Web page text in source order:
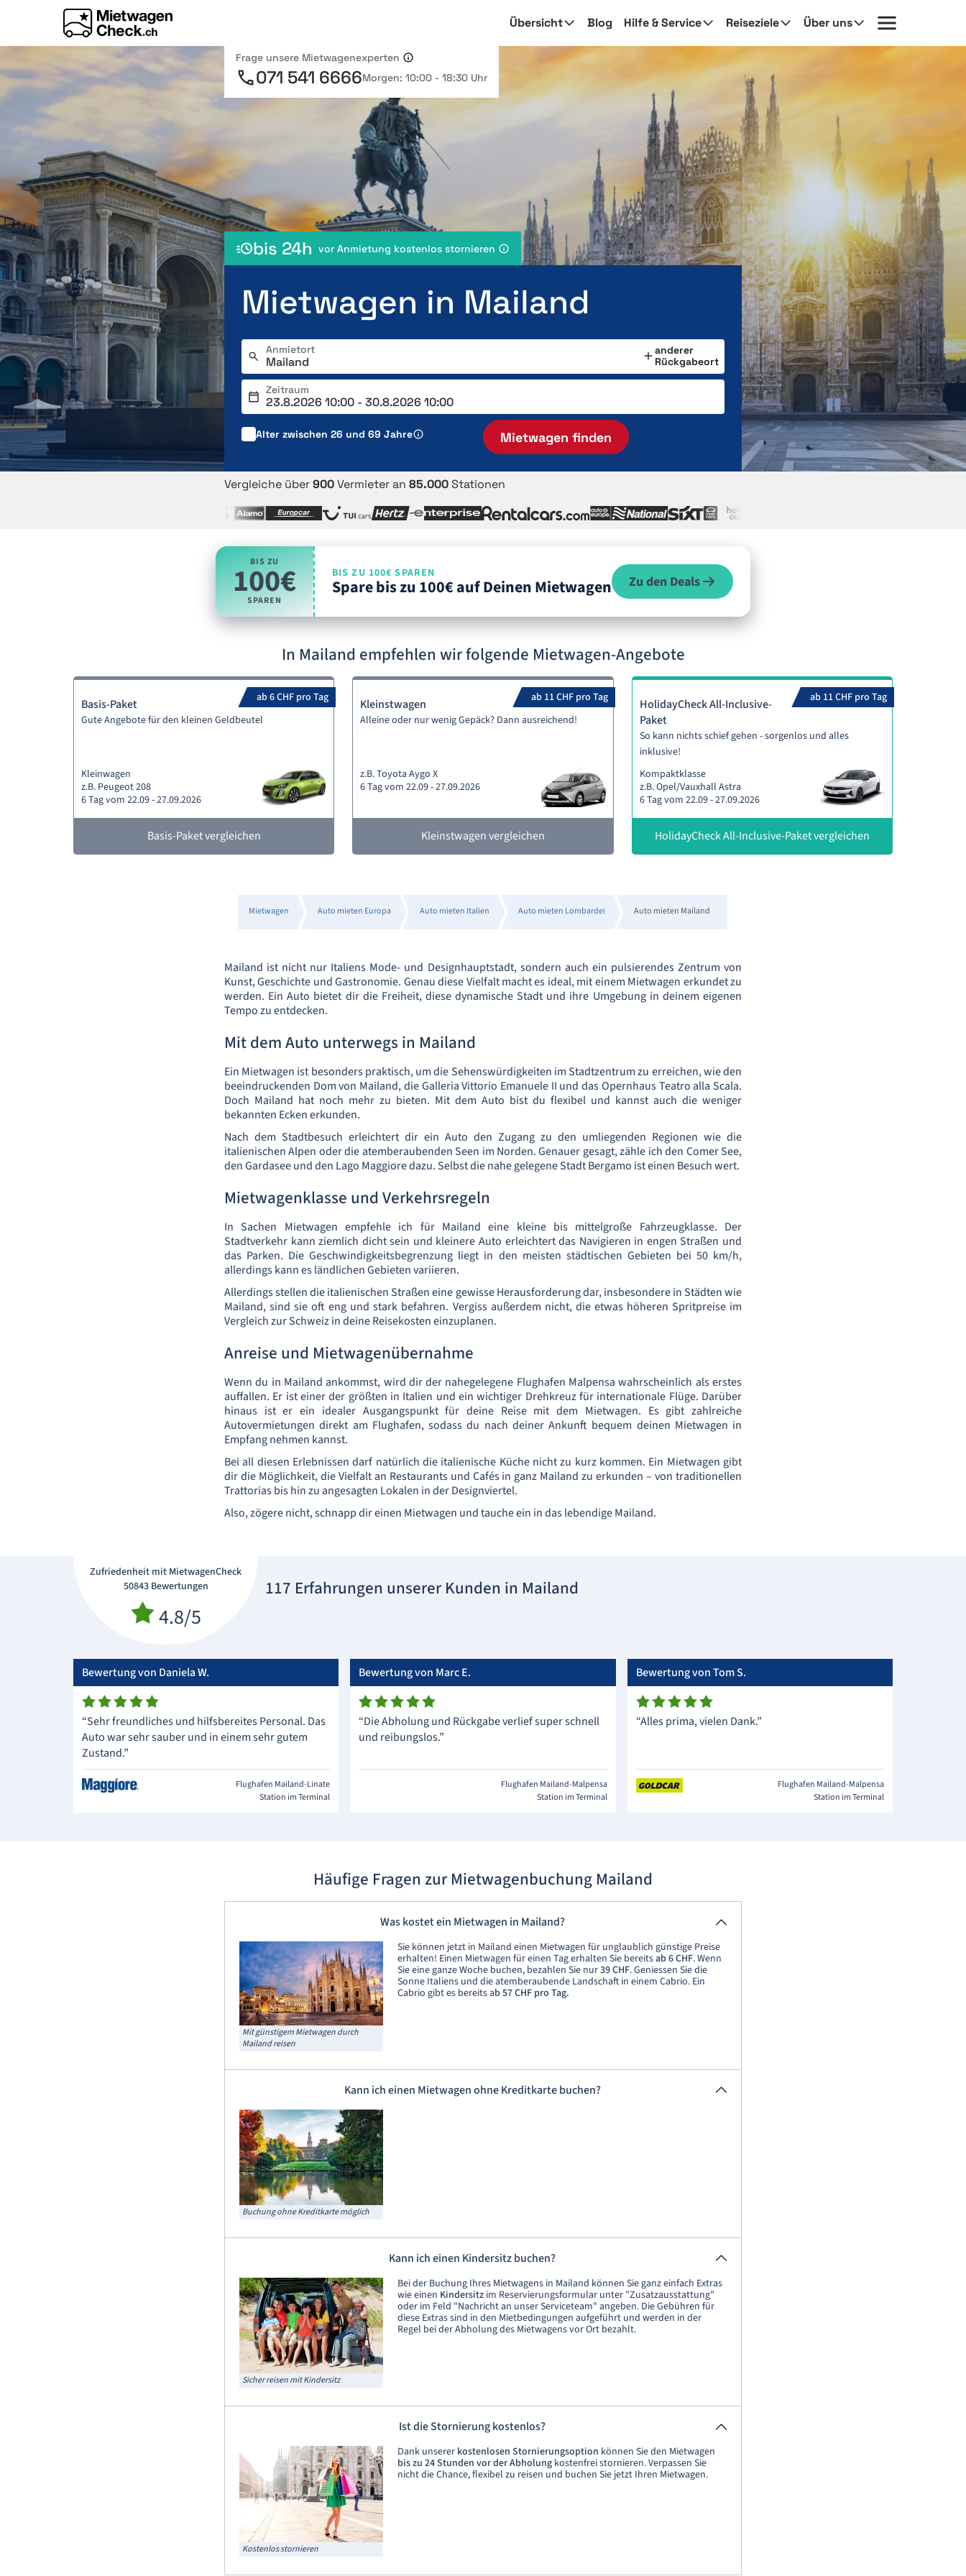
Übersicht Blog Hilfe & Service Reiseziele Über uns
Frage unsere Mietwagenexperten
071 541 6666Morgen: 10:00 - 18:30 Uhr
bis 24h vor Anmietung kostenlos stornieren
Mietwagen in Mailand
Anmietort
anderer
Rückgabeort
Zeitraum
Alter zwischen 26 und 69 Jahre Mietwagen finden
Vergleiche über900Vermieter an 85.000Stationen
BIS ZU
100€
SPAREN
BIS ZU 100€ SPAREN
Spare bis zu 100€ auf Deinen Mietwagen Zu den Deals
In Mailand empfehlen wir folgende Mietwagen-Angebote
ab 6 CHF pro Tag
Basis-Paket
Gute Angebote für den kleinen Geldbeutel
Kleinwagen
z.B. Peugeot 208
6 Tag vom 22.09 - 27.09.2026
Basis-Paket vergleichen
ab 11 CHF pro Tag
Kleinstwagen
Alleine oder nur wenig Gepäck? Dann ausreichend!
z.B. Toyota Aygo X
6 Tag vom 22.09 - 27.09.2026
Kleinstwagen vergleichen
ab 11 CHF pro Tag
HolidayCheck All-Inclusive-
Paket
So kann nichts schief gehen - sorgenlos und alles
inklusive!
Kompaktklasse
z.B. Opel/Vauxhall Astra
6 Tag vom 22.09 - 27.09.2026
HolidayCheck All-Inclusive-Paket vergleichen
Mietwagen Auto mieten Europa Auto mieten Italien Auto mieten Lombardei Auto mieten Mailand
Mailand ist nicht nur Italiens Mode- und Designhauptstadt, sondern auch ein pulsierendes Zentrum von
Kunst, Geschichte und Gastronomie. Genau diese Vielfalt macht es ideal, mit einem Mietwagen erkundet zu
werden. Ein Auto bietet dir die Freiheit, diese dynamische Stadt und ihre Umgebung in deinem eigenen
Tempo zu entdecken.
Mit dem Auto unterwegs in Mailand
Ein Mietwagen ist besonders praktisch, um die Sehenswürdigkeiten im Stadtzentrum zu erreichen, wie den
beeindruckenden Dom von Mailand, die Galleria Vittorio Emanuele II und das Opernhaus Teatro alla Scala.
Doch Mailand hat noch mehr zu bieten. Mit dem Auto bist du flexibel und kannst auch die weniger
bekannten Ecken erkunden.
Nach dem Stadtbesuch erleichtert dir ein Auto den Zugang zu den umliegenden Regionen wie die
italienischen Alpen oder die atemberaubenden Seen im Norden. Genauer gesagt, zähle ich den Comer See,
den Gardasee und den Lago Maggiore dazu. Selbst die nahe gelegene Stadt Bergamo ist einen Besuch wert.
Mietwagenklasse und Verkehrsregeln
In Sachen Mietwagen empfehle ich für Mailand eine kleine bis mittelgroße Fahrzeugklasse. Der
Stadtverkehr kann ziemlich dicht sein und kleinere Auto erleichtert das Navigieren in engen Straßen und
das Parken. Die Geschwindigkeitsbegrenzung liegt in den meisten städtischen Gebieten bei 50 km/h,
allerdings kann es ländlichen Gebieten variieren.
Allerdings stellen die italienischen Straßen eine gewisse Herausforderung dar, insbesondere in Städten wie
Mailand, sind sie oft eng und stark befahren. Vergiss außerdem nicht, die etwas höheren Spritpreise im
Vergleich zur Schweiz in deine Reisekosten einzuplanen.
Anreise und Mietwagenübernahme
Wenn du in Mailand ankommst, wird dir der nahegelegene Flughafen Malpensa wahrscheinlich als erstes
auffallen. Er ist einer der größten in Italien und ein wichtiger Drehkreuz für internationale Flüge. Darüber
hinaus ist er ein idealer Ausgangspunkt für deine Reise mit dem Mietwagen. Es gibt zahlreiche
Autovermietungen direkt am Flughafen, sodass du nach deiner Ankunft bequem deinen Mietwagen in
Empfang nehmen kannst.
Bei all diesen Erlebnissen darf natürlich die italienische Küche nicht zu kurz kommen. Ein Mietwagen gibt
dir die Möglichkeit, die Vielfalt an Restaurants und Cafés in ganz Mailand zu erkunden – von traditionellen
Trattorias bis hin zu angesagten Lokalen in der Designviertel.
Also, zögere nicht, schnapp dir einen Mietwagen und tauche ein in das lebendige Mailand.
Zufriedenheit mit MietwagenCheck
50843 Bewertungen
4.8/5
117 Erfahrungen unserer Kunden in Mailand
Bewertung von Daniela W.
“Sehr freundliches und hilfsbereites Personal. Das
Auto war sehr sauber und in einem sehr gutem
Zustand.”
Flughafen Mailand-Linate
Station im Terminal
Bewertung von Marc E.
“Die Abholung und Rückgabe verlief super schnell
und reibungslos.”
Flughafen Mailand-Malpensa
Station im Terminal
Bewertung von Tom S.
“Alles prima, vielen Dank.”
Flughafen Mailand-Malpensa
Station im Terminal
Häufige Fragen zur Mietwagenbuchung Mailand
Was kostet ein Mietwagen in Mailand?
Mit günstigem Mietwagen durch
Mailand reisen
Sie können jetzt in Mailand einen Mietwagen für unglaublich günstige Preise
erhalten! Einen Mietwagen für einen Tag erhalten Sie bereitsab6 CHF. Wenn
Sie eine ganze Woche buchen, bezahlen Sie nur39 CHF. Geniessen Sie die
Sonne Italiens und die atemberaubende Landschaft in einem Cabrio. Ein
Cabrio gibt es bereits ab 57 CHF pro Tag.
Kann ich einen Mietwagen ohne Kreditkarte buchen?
Buchung ohne Kreditkarte möglich
Kann ich einen Kindersitz buchen?
Sicher reisen mit Kindersitz
Bei der Buchung Ihres Mietwagens in Mailand können Sie ganz einfach Extras
wie einen Kindersitz im Reservierungsformular unter "Zusatzausstattung"
oder im Feld "Nachricht an unser Serviceteam" angeben. Die Gebühren für
diese Extras sind in den Mietbedingungen aufgeführt und werden in der
Regel bei der Abholung des Mietwagens vor Ort bezahlt.
Ist die Stornierung kostenlos?
Kostenlos stornieren
Dank unserer kostenlosen Stornierungsoption können Sie den Mietwagen
bis zu 24 Stunden vor der Abholung kostenfrei stornieren. Verpassen Sie
nicht die Chance, flexibel zu reisen und buchen Sie jetzt Ihren Mietwagen.